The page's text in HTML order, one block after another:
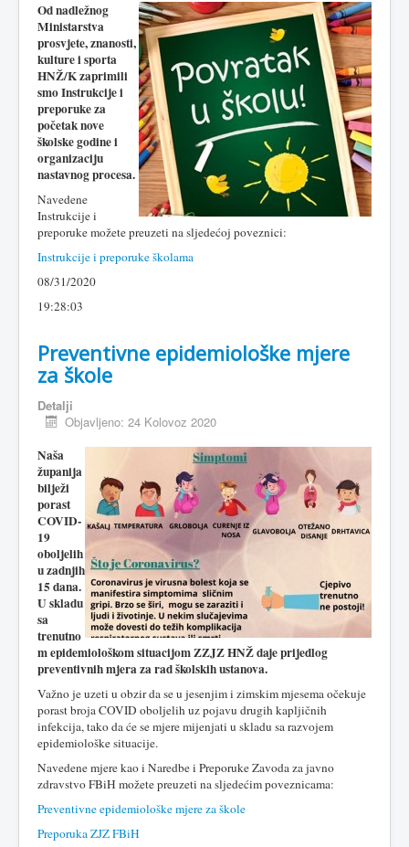
Od nadležnog
Ministarstva
prosvjete, znanosti,
kulture i sporta
HNŽ/K zaprimili
smo Instrukcije i
preporuke za
početak nove
školske godine i
organizaciju
nastavnog procesa.
Navedene
Instrukcije i
preporuke možete preuzeti na sljedećoj poveznici:
Instrukcije i preporuke školama
08/31/2020
19:28:03
Preventivne epidemiološke mjere
za škole
Detalji
Objavljeno: 24 Kolovoz 2020
Naša
županija
bilježi
porast
COVID-
19
oboljelih
u zadnjih
15 dana.
U skladu
sa
trenutno
m epidemiološkom situacijom ZZJZ HNŽ daje prijedlog
preventivnih mjera za rad školskih ustanova.
Važno je uzeti u obzir da se u jesenjim i zimskim mjesema očekuje
porast broja COVID oboljelih uz pojavu drugih kapljičnih
infekcija, tako da će se mjere mijenjati u skladu sa razvojem
epidemiološke situacije.
Navedene mjere kao i Naredbe i Preporuke Zavoda za javno
zdravstvo FBiH možete preuzeti na sljedećim poveznicama:
Preventivne epidemiološke mjere za škole
Preporuka ZJZ FBiH